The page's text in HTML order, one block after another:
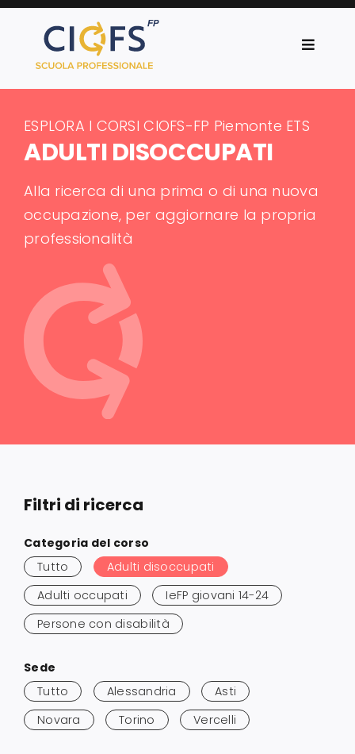
Salta
contenuto
Toggle
CIOFS-FP Piemonte
Corsi
Progetti
News
Orientamento
Servizi al lavoro
Servizi alle imprese
ESPLORA I CORSI CIOFS-FP Piemonte ETS
ADULTI DISOCCUPATI
Alla ricerca di una prima o di una nuova
occupazione, per aggiornare la propria
professionalità
Filtri di ricerca
ai
risultati
Categoria del corso
Tutto
Adulti disoccupati
Adulti occupati
IeFP giovani 14-24
Persone con disabilità
ai
risultati
Sede
Tutto
Alessandria
Asti
Novara
Torino Vercelli